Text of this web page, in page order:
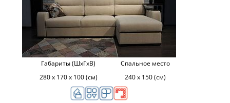
Габариты (ШхГхВ)
280 х 170 х 100 (см)
Спальное место
240 х 150 (см)